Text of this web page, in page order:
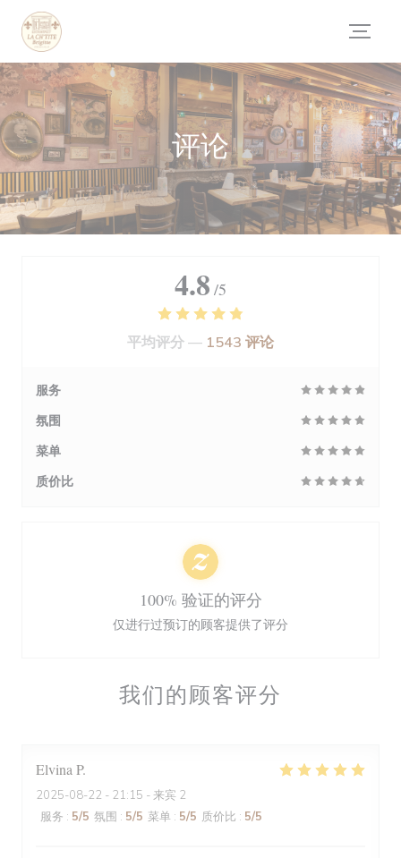
Cookie管理面板
评论
我们的顾客评分
Elvina P
2025-08-22 - 21:15 - 来宾 2
服务 : 5/5 氛围 : 5/5 菜单 : 5/5 质价比 : 5/5
4.8 /5
平均评分 — 1543 评论
服务
氛围
菜单
质价比
100% 验证的评分
仅进行过预订的顾客提供了评分